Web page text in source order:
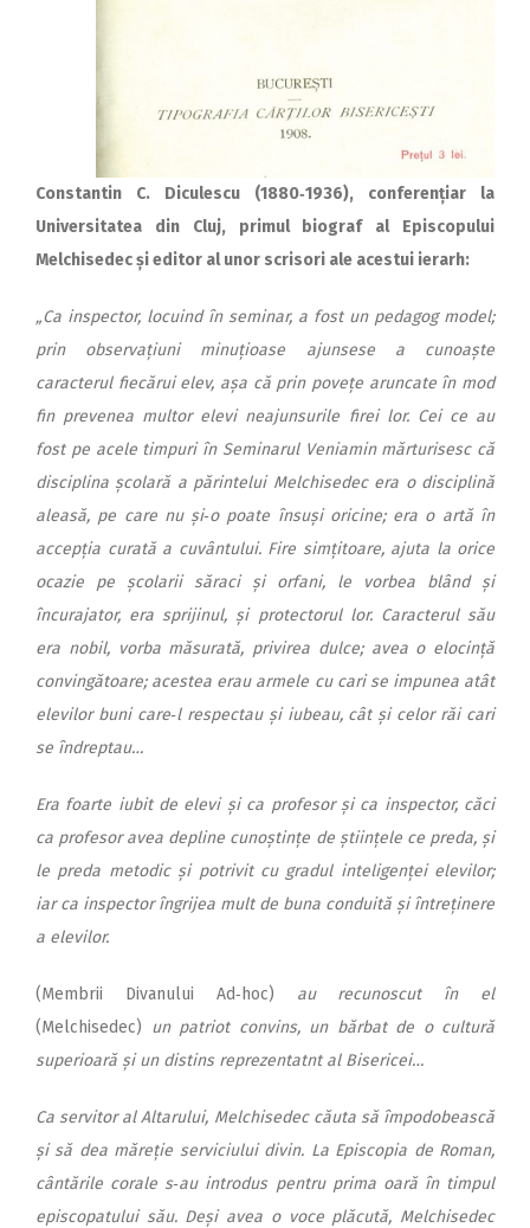
Constantin C. Diculescu (1880‑1936), conferențiar la
Universitatea din Cluj, primul biograf al Episcopului
Melchisedec și editor al unor scrisori ale acestui ierarh:
„Ca inspector, locuind în seminar, a fost un pedagog model;
prin observațiuni minuțioase ajunsese a cunoaște
caracterul fiecărui elev, așa că prin povețe aruncate în mod
fin prevenea multor elevi neajunsurile firei lor. Cei ce au
fost pe acele timpuri în Seminarul Veniamin mărturisesc că
disciplina școlară a părintelui Melchisedec era o disciplină
aleasă, pe care nu și‑o poate însuși oricine; era o artă în
accepția curată a cuvântului. Fire simțitoare, ajuta la orice
ocazie pe școlarii săraci și orfani, le vorbea blând și
încurajator, era sprijinul, și protectorul lor. Caracterul său
era nobil, vorba măsurată, privirea dulce; avea o elocință
convingătoare; acestea erau armele cu cari se impunea atât
elevilor buni care‑l respectau și iubeau, cât și celor răi cari
se îndreptau…
Era foarte iubit de elevi și ca profesor și ca inspector, căci
ca profesor avea depline cunoștințe de științele ce preda, și
le preda metodic și potrivit cu gradul inteligenței elevilor;
iar ca inspector îngrijea mult de buna conduită și întreținere
a elevilor.
(Membrii Divanului Ad‑hoc) au recunoscut în el
(Melchisedec) un patriot convins, un bărbat de o cultură
superioară și un distins reprezentatnt al Bisericei…
Ca servitor al Altarului, Melchisedec căuta să împodobească
și să dea măreție serviciului divin. La Episcopia de Roman,
cântările corale s‑au introdus pentru prima oară în timpul
episcopatului său. Deși avea o voce plăcută, Melchisedec